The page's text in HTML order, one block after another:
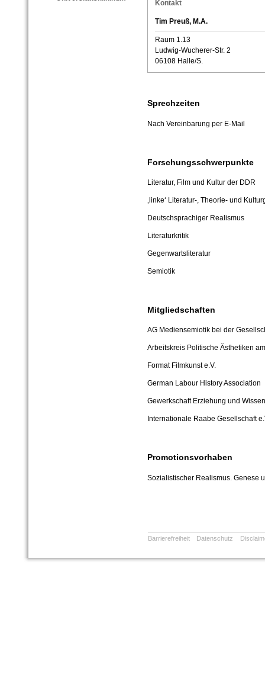
Kontakt
Tim Preuß, M.A.
Raum 1.13
Ludwig-Wucherer-Str. 2
06108 Halle/S.
Sprechzeiten
Nach Vereinbarung per E-Mail
Forschungsschwerpunkte
Literatur, Film und Kultur der DDR
‚linke‘ Literatur-, Theorie- und
Deutschsprachiger Realismus
Literaturkritik
Gegenwartsliteratur
Semiotik
Mitgliedschaften
AG Mediensemiotik bei der
Arbeitskreis Politische Ästhetiken
Format Filmkunst e.V.
German Labour History Association
Gewerkschaft Erziehung und
Internationale Raabe Gesellschaft
Promotionsvorhaben
Sozialistischer Realismus. Genese
Barrierefreiheit Datenschutz